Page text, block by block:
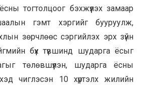
тогтолцоог бэхжүүлэх замаар
гэмт хэргийг бууруулж,
зөрчлөөс сэргийлэх эрх зүйн
бүх түвшинд шударга ёсыг
төлөвшүүлэн, шударга ёсны
чиглэсэн 10 хүртэлх жилийн